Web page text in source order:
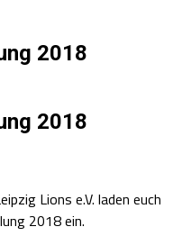
2018
2018
Lions e.V. laden euch
2018 ein.